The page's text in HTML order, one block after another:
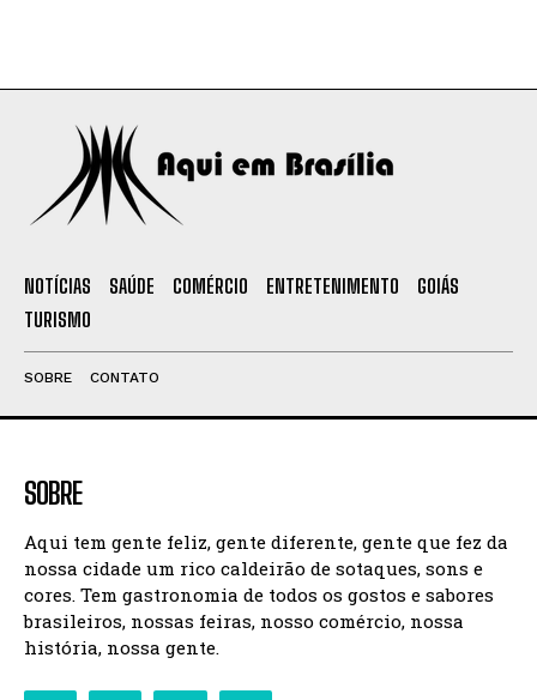
NOTÍCIAS SAÚDE COMÉRCIO ENTRETENIMENTO
GOIÁS
TURISMO
SOBRE CONTATO
SOBRE
Aqui tem gente feliz, gente diferente, gente que fez da
nossa cidade um rico caldeirão de sotaques, sons e
cores. Tem gastronomia de todos os gostos e sabores
brasileiros, nossas feiras, nosso comércio, nossa
história, nossa gente.